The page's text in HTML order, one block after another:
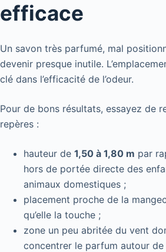
efficace
Un savon très parfumé, mal
devenir presque inutile.
clé dans l’efficacité de l’odeur.
Pour de bons résultats, essayez de
repères :
hauteur de 1,50 à 1,80 m par
hors de portée directe des
animaux domestiques ;
placement proche de la
qu’elle la touche ;
zone un peu abritée du vent
concentrer le parfum autour